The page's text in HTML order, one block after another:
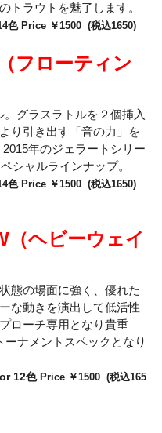
トラウトを魅了します。
Price ￥1500 (税込1650)
フローティン
グラスラトルを２個挿入
り引き出す「音の力」を
年のジェラートシリー
シャルラインナップ。
Price ￥1500 (税込1650)
ヘビーウェイ
態の場面に強く、優れた
な動きを演出して低活性
ローチ専用となり貴重
ナメントスペックとなり
12色 Price ￥1500 (税込165